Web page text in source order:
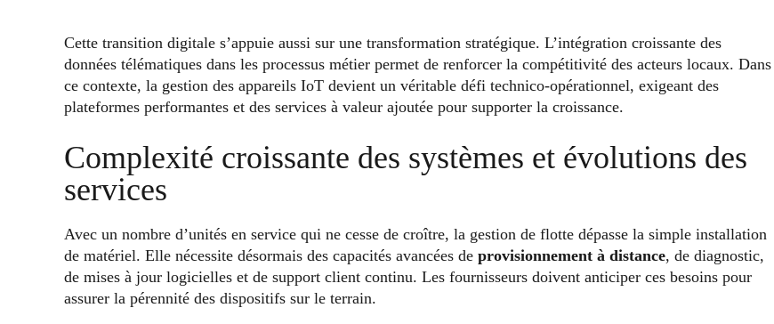
Cette transition digitale s’appuie aussi sur une transformation stratégique. L’intégration croissante des
données télématiques dans les processus métier permet de renforcer la compétitivité des acteurs locaux. Dans
ce contexte, la gestion des appareils IoT devient un véritable défi technico-opérationnel, exigeant des
plateformes performantes et des services à valeur ajoutée pour supporter la croissance.
Complexité croissante des systèmes et évolutions des
services
Avec un nombre d’unités en service qui ne cesse de croître, la gestion de flotte dépasse la simple installation
de matériel. Elle nécessite désormais des capacités avancées de provisionnement à distance, de diagnostic,
de mises à jour logicielles et de support client continu. Les fournisseurs doivent anticiper ces besoins pour
assurer la pérennité des dispositifs sur le terrain.